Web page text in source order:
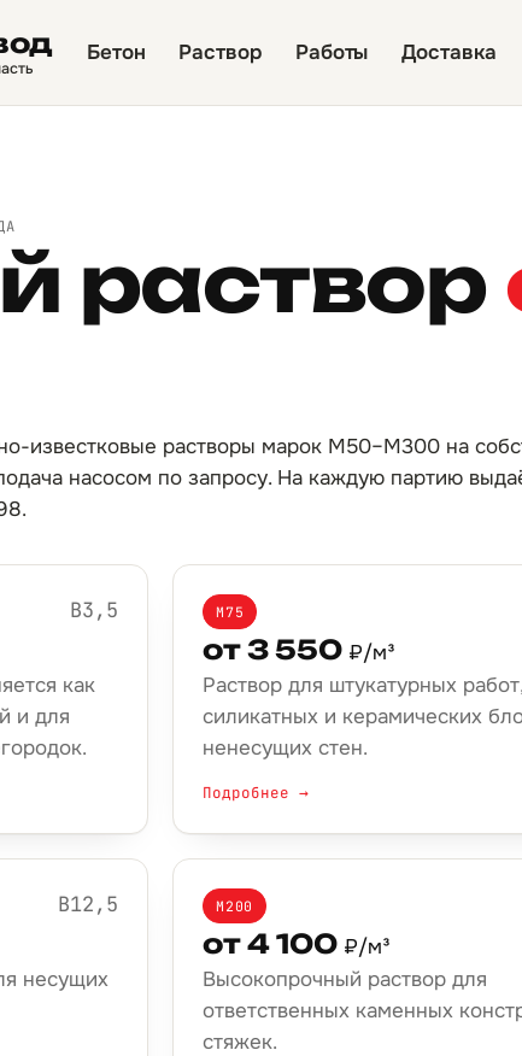
Бетон Раствор Работы Доставка
раствор
известковые растворы марок М50–М300 на
насосом по запросу. На каждую партию
B3,5
как
и для
М75
от 3 550 ₽/м³
Раствор для штукатурных
силикатных и керамических
ненесущих стен.
Подробнее →
B12,5
несущих
М200
от 4 100 ₽/м³
Высокопрочный раствор для
ответственных каменных
стяжек.